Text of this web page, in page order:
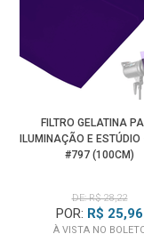
FILTRO GELATINA
ILUMINAÇÃO E ESTÚDIO
#797 (100CM)
DE: R$ 28,22
POR: R$ 25,96
À VISTA NO